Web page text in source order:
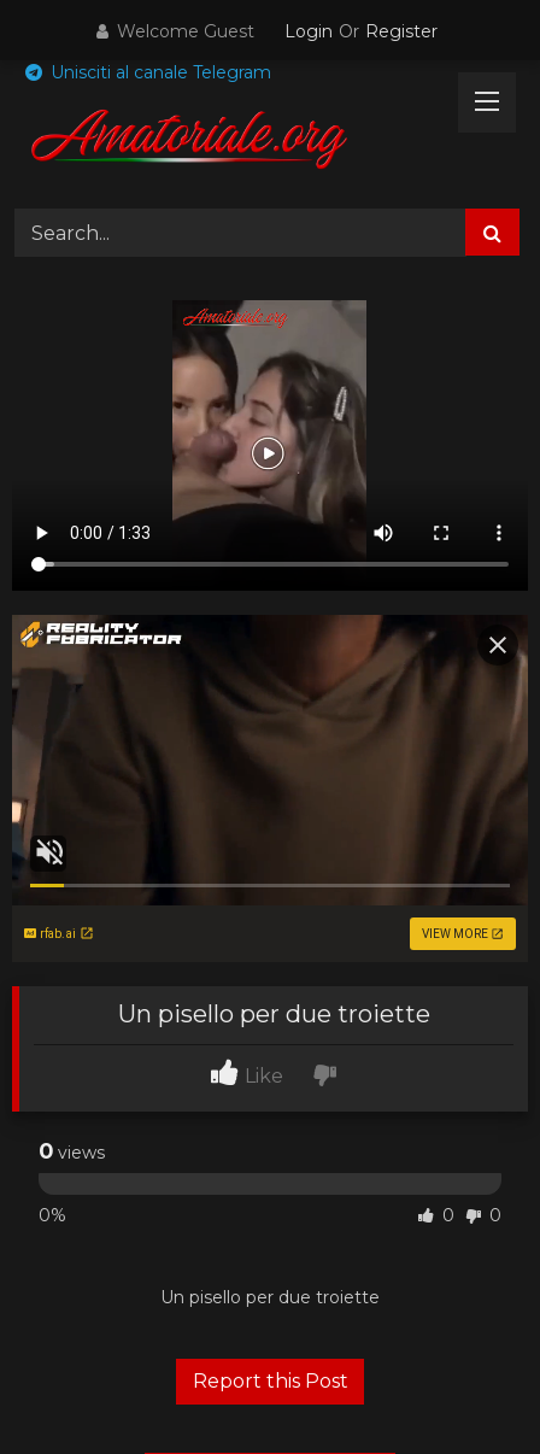
content
Welcome Guest Login Or Register
Unisciti al canale Telegram
rfab.ai VIEW MORE
Un pisello per due troiette
Like
0 views
0% 0 0
Un pisello per due troiette